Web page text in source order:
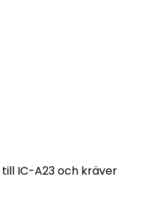
IC-A23 och kräver